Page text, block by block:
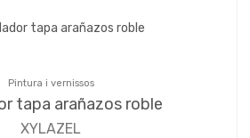
Pintura i vernissos
tapa arañazos roble
XYLAZEL